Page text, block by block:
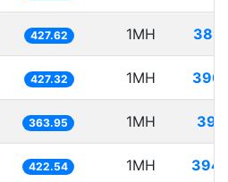
427.62 1MH
427.32 1MH
363.95 1MH
422.54 1MH